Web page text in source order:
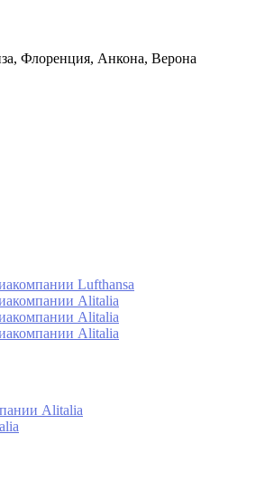
Флоренция, Анкона, Верона
Lufthansa
Alitalia
Alitalia
Alitalia
Alitalia